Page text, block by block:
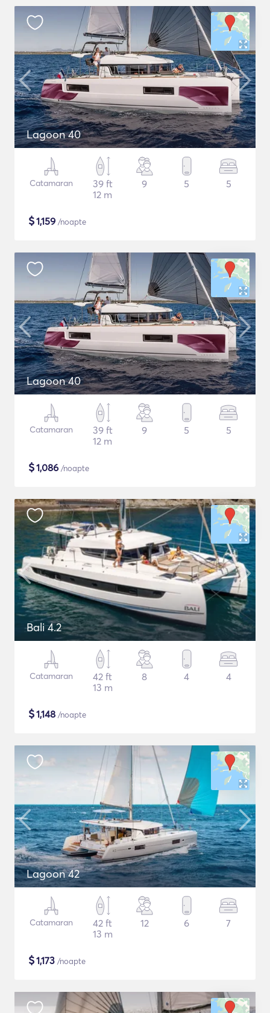
Lagoon 40
Catamaran
39 ft
12 m
9 5 5
$1,159 /noapte
Lagoon 40
Catamaran
39 ft
12 m
9 5 5
$1,086 /noapte
Bali 4.2
Catamaran
42 ft
13 m
8 4 4
$1,148 /noapte
Lagoon 42
Catamaran
42 ft
13 m
12 6 7
$1,173 /noapte